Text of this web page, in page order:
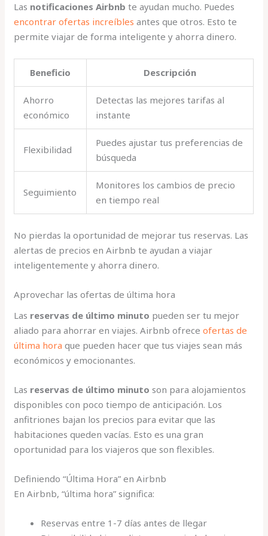
Las notificaciones Airbnb te ayudan mucho. Puedes
encontrar ofertas increíbles antes que otros. Esto te
permite viajar de forma inteligente y ahorra dinero.
Beneficio Descripción
Ahorro
económico
Detectas las mejores tarifas al
instante
Flexibilidad
Puedes ajustar tus preferencias de
búsqueda
Seguimiento
Monitores los cambios de precio
en tiempo real
No pierdas la oportunidad de mejorar tus reservas. Las
alertas de precios en Airbnb te ayudan a viajar
inteligentemente y ahorra dinero.
Aprovechar las ofertas de última hora
Las reservas de último minuto pueden ser tu mejor
aliado para ahorrar en viajes. Airbnb ofreceofertas de
última hora que pueden hacer que tus viajes sean más
económicos y emocionantes.
Las reservas de último minuto son para alojamientos
disponibles con poco tiempo de anticipación. Los
anfitriones bajan los precios para evitar que las
habitaciones queden vacías. Esto es una gran
oportunidad para los viajeros que son flexibles.
Definiendo “Última Hora” en Airbnb
En Airbnb, “última hora” significa:
Reservas entre 1-7 días antes de llegar